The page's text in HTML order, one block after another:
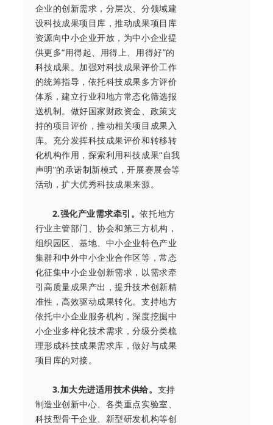
企业的创新需求，分层次、分领域建
设科技成果项目库，推动成果项目库
资源向中小企业开放，为中小企业提
供更多“用得起、用得上、用得好”的
科技成果。加强对科技成果评价工作
的统筹指导，依托科技成果多方评价
体系，建立行业和地方常态化筛选报
送机制。做好国家财政资金、政策支
持的项目评价，推动相关项目成果入
库。充分发挥科技成果评价和转移转
化机构作用，探索利用科技成果“自我
声明”的承诺制新模式，开展赛展会等
活动，扩大优秀科技成果来源。
2.强化产业需求牵引。依托地方
行业主管部门、协会和第三方机构，
组织园区、基地、中小企业特色产业
集群和中外中小企业合作区等，常态
化征集中小企业创新需求，以需求牵
引高质量成果产出，提升技术创新精
准性，高效驱动成果转化。支持地方
依托中小企业服务机构，深度挖掘中
小企业多样化技术需求，分级分类梳
理形成科技成果需求库，做好与成果
项目库的对接。
3.加大先进适用技术供给。 支持
制造业创新中心、各类重点实验室、
科技型骨干企业、新型研发机构等创